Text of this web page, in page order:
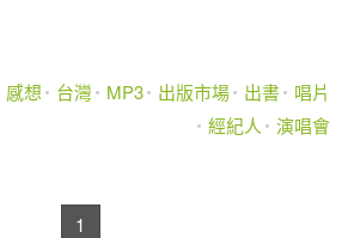
感想 台灣 MP3 出版市場 出書
唱片
經紀人
演唱會
1